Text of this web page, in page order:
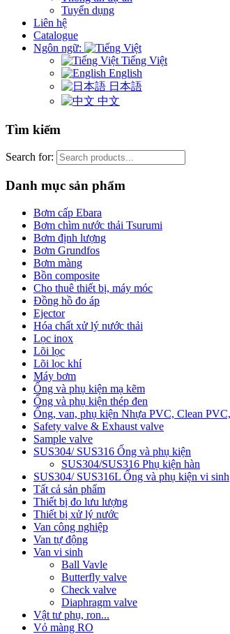
Tuyển dụng
Liên hệ
Catalogue
Ngôn ngữ:
Tiếng Việt
English
日本語
中文
Tìm kiếm
Search for:
Danh mục sản phẩm
Bơm cấp Ebara
Bơm chìm nước thải Tsurumi
Bơm định lượng
Bơm Grundfos
Bơm màng
Bồn composite
Cho thuê thiết bị, máy móc
Đồng hồ đo áp
Ejector
Hóa chất xử lý nước thải
Lọc inox
Lõi lọc
Lõi lọc khí
Máy bơm
Ống và phụ kiện mạ kẽm
Ống và phụ kiện thép đen
Ống, van, phụ kiện Nhựa PVC, Clean
Safety valve & Exhaust valve
Sample valve
SUS304/ SUS316 Ống và phụ kiện
SUS304/SUS316 Phụ kiện hàn
SUS304/ SUS316L Ống và phụ kiện vi sinh
Tất cả sản phẩm
Thiết bị đo lưu lượng
Thiết bị xử lý nước
Van công nghiệp
Van tự động
Van vi sinh
Ball Vavle
Butterfly valve
Check valve
Diaphragm valve
Vật tư phụ, ron...
Vỏ màng RO